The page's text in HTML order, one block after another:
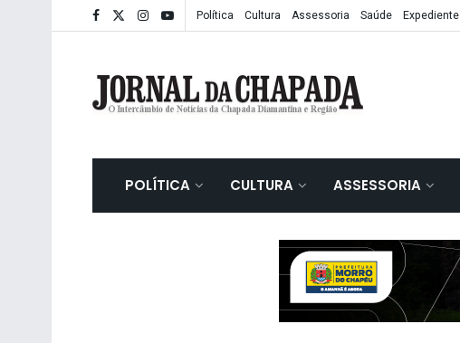
Política Cultura Assessoria Saúde Expediente
POLÍTICA CULTURA ASSESSORIA